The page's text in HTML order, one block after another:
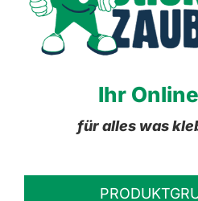
Ihr
für alles was